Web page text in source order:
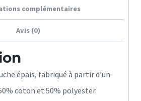
complémentaires
Avis (0)
épais, fabriqué à partir d’un
coton et 50% polyester.